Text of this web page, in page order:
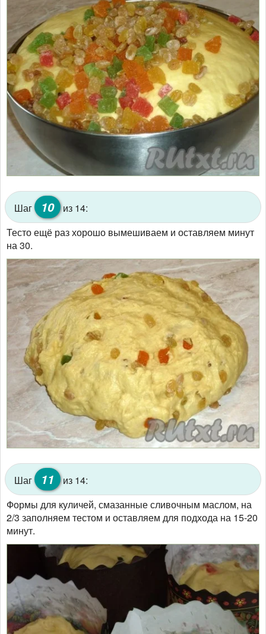
Шаг 10 из 14:
Тесто ещё раз хорошо вымешиваем и оставляем минут
на 30.
Шаг 11 из 14:
Формы для куличей, смазанные сливочным маслом, на
2/3 заполняем тестом и оставляем для подхода на 15-20
минут.